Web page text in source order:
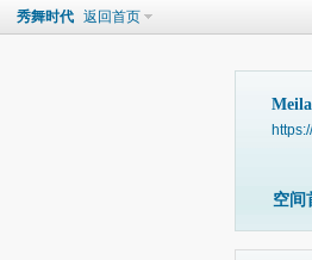
秀舞时代 返回首页
空间